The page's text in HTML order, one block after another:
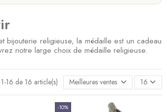
bijouterie religieuse, la médaille est un cadeau
notre large choix de médaille religieuse.
16 de 16 article(s) Meilleures ventes en premier
16
-10%